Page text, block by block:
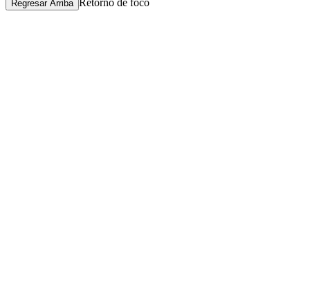
Regresar Arriba Retorno de foco